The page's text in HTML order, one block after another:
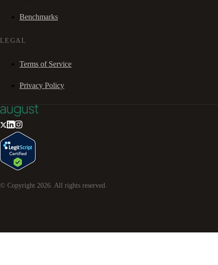
Benchmarks
LEGAL
Terms of Service
Privacy Policy
© Copyright 2026 . All rights reserved.